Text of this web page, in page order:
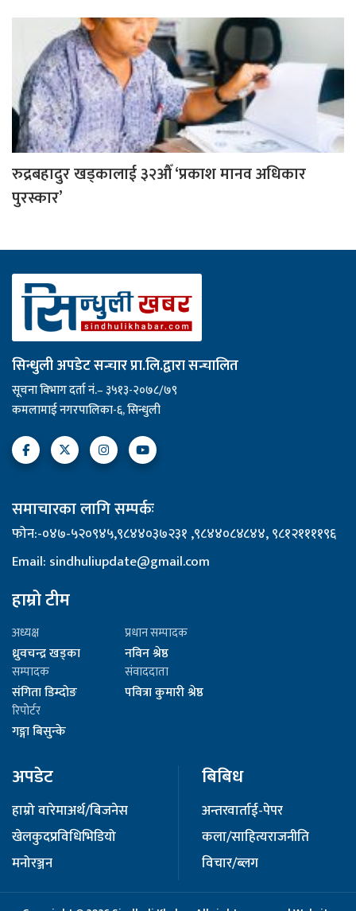
रुद्रबहादुर खड्कालाई ३२औँ ‘प्रकाश मानव अधिकार
पुरस्कार’
सिन्धुली अपडेट सन्चार प्रा.लि.द्वारा सन्चालित
सूचना विभाग दर्ता नं.– ३५१३-२०७८/७९
कमलामाई नगरपालिका-६, सिन्धुली
समाचारका लागि सम्पर्कः
फोन:-०४७-५२०९४५,९८४४०३७२३१ ,९८४४०८४८४४, ९८१२११११९६
Email: sindhuliupdate@gmail.com
हाम्रो टीम
अध्यक्ष
ध्रुवचन्द्र खड्का
प्रधान सम्पादक
नविन श्रेष्ठ
सम्पादक
संगिता डिम्दोङ
संवाददाता
पवित्रा कुमारी श्रेष्ठ
रिपोर्टर
गङ्गा बिसुन्के
अपडेट
हाम्रो वारेमाअर्थ/बिजनेस
खेलकुदप्रविधिभिडियो
मनोरञ्जन
बिबिध
अन्तरवार्ताई-पेपर
कला/साहित्यराजनीति
विचार/ब्लग